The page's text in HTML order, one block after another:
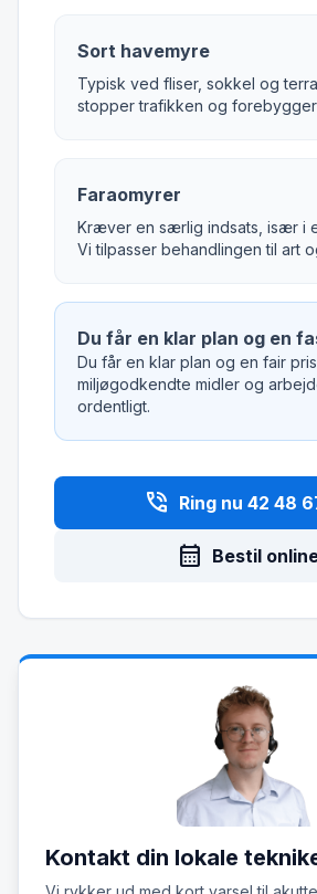
Sort havemyre
Typisk ved fliser, sokkel og
stopper trafikken og
Faraomyrer
Kræver en særlig indsats, især i
Vi tilpasser behandlingen til art
Du får en klar plan og en
Du får en klar plan og en fair
miljøgodkendte midler og
ordentligt.
phone_in_talk Ring nu 42 48
calendar_month Bestil
Kontakt din lokale